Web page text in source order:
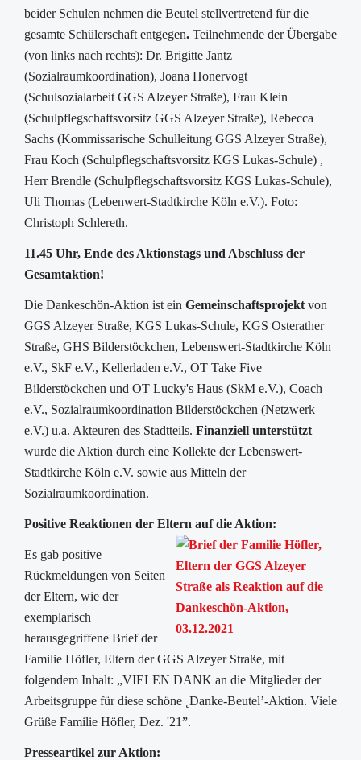
beider Schulen nehmen die Beutel stellvertretend für die
gesamte Schülerschaft entgegen. Teilnehmende der Übergabe
(von links nach rechts): Dr. Brigitte Jantz
(Sozialraumkoordination), Joana Honervogt
(Schulsozialarbeit GGS Alzeyer Straße), Frau Klein
(Schulpflegschaftsvorsitz GGS Alzeyer Straße), Rebecca
Sachs (Kommissarische Schulleitung GGS Alzeyer Straße),
Frau Koch (Schulpflegschaftsvorsitz KGS Lukas-Schule) ,
Herr Brendle (Schulpflegschaftsvorsitz KGS Lukas-Schule),
Uli Thomas (Lebenwert-Stadtkirche Köln e.V.). Foto:
Christoph Schlereth.
11.45 Uhr, Ende des Aktionstags und Abschluss der
Gesamtaktion!
Die Dankeschön-Aktion ist ein Gemeinschaftsprojekt von
GGS Alzeyer Straße, KGS Lukas-Schule, KGS Osterather
Straße, GHS Bilderstöckchen, Lebenswert-Stadtkirche Köln
e.V., SkF e.V., Kellerladen e.V., OT Take Five
Bilderstöckchen und OT Lucky's Haus (SkM e.V.), Coach
e.V., Sozialraumkoordination Bilderstöckchen (Netzwerk
e.V.) u.a. Akteuren des Stadtteils. Finanziell unterstützt
wurde die Aktion durch eine Kollekte der Lebenswert-
Stadtkirche Köln e.V. sowie aus Mitteln der
Sozialraumkoordination.
Positive Reaktionen der Eltern auf die Aktion:
Es gab positive
Rückmeldungen von Seiten
der Eltern, wie der
exemplarisch
herausgegriffene Brief der
Familie Höfler, Eltern der GGS Alzeyer Straße, mit
folgendem Inhalt: „VIELEN DANK an die Mitglieder der
Arbeitsgruppe für diese schöne ˛Danke-Beutel’-Aktion. Viele
Grüße Familie Höfler, Dez. '21”.
Presseartikel zur Aktion: